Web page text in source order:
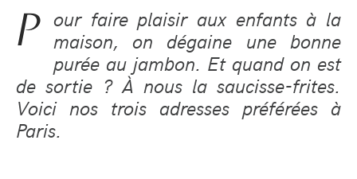
P our faire plaisir aux enfants à la
maison, on dégaine une bonne
purée au jambon. Et quand on est
de sortie ? À nous la saucisse-frites.
Voici nos trois adresses préférées à
Paris.